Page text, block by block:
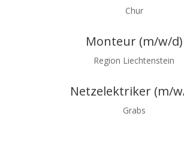
Chur
Monteur (m/w/d)
Region Liechtenstein
Netzelektriker (m/
Grabs